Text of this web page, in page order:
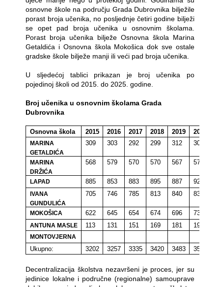
osnovne škole na području Grada Dubrovnika bilježile
porast broja učenika, no posljednje četiri godine bilježi
se opet pad broja učenika u osnovnim školama.
Porast broja učenika bilježe Osnovna škola Marina
Getaldića i Osnovna škola Mokošica dok sve ostale
gradske škole bilježe manji ili veći pad broja učenika.
U sljedećoj tablici prikazan je broj učenika po
pojedinoj školi od 2015. do 2025. godine.
Broj učenika u osnovnim školama Grada
Dubrovnika
Osnovna škola 2015 2016 2017 2018 2019 2020
MARINA
GETALDIĆA
309 303 292 299 312 305
MARINA
DRŽIĆA
568 579 570 570 567 578
LAPAD 885 853 883 895 887 922
IVANA
GUNDULIĆA
705 746 785 813 840 839
MOKOŠICA 622 645 654 674 696 735
ANTUNA MASLE 113 131 151 169 181 193
MONTOVJERNA
Ukupno:
3202 3257 3335 3420 3483 3572
Decentralizacija školstva nezavršeni je proces, jer su
jedinice lokalne i područne (regionalne) samouprave